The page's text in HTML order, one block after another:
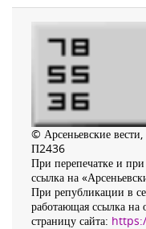
© Арсеньевские
П2436
При перепечатке и
ссылка на
При републикации в
работающая ссылка на
страницу сайта: